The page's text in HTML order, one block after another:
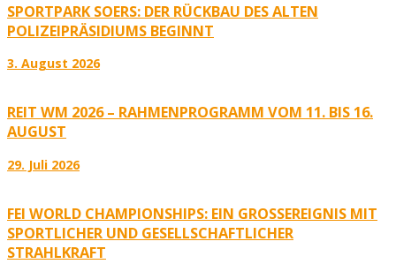
SPORTPARK SOERS: DER RÜCKBAU DES ALTEN
POLIZEIPRÄSIDIUMS BEGINNT
3. August 2026
REIT WM 2026 – RAHMENPROGRAMM VOM 11. BIS 16.
AUGUST
29. Juli 2026
FEI WORLD CHAMPIONSHIPS: EIN GROSSEREIGNIS MIT S
PORTLICHER UND GESELLSCHAFTLICHER S
TRAHLKRAFT